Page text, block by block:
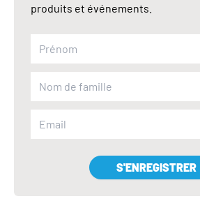
produits et événements.
S'ENREGISTRER